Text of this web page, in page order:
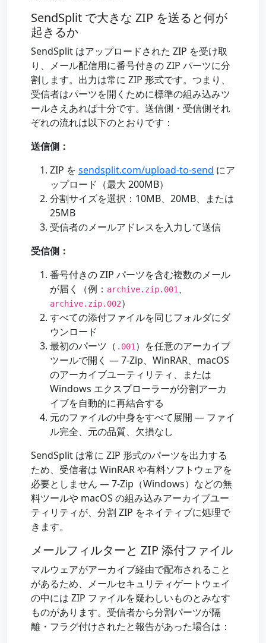
SendSplit で大きな ZIP を送ると何が
起きるか
SendSplit はアップロードされた ZIP を受け取
り、メール配信用に番号付きの ZIP パーツに分
割します。出力は常に ZIP 形式です。つまり、
受信者はパーツを開くために標準の組み込みツ
ールさえあれば十分です。送信側・受信側それ
ぞれの流れは以下のとおりです：
送信側：
ZIP を sendsplit.com/upload-to-send にア
ップロード（最大 200MB）
分割サイズを選択：10MB、20MB、または
25MB
受信者のメールアドレスを入力して送信
受信側：
番号付きの ZIP パーツを含む複数のメール
が届く（例： archive.zip.001 、
archive.zip.002）
すべての添付ファイルを同じフォルダにダ
ウンロード
最初のパーツ（ .001 ）を任意のアーカイブ
ツールで開く — 7-Zip、WinRAR、macOS
のアーカイブユーティリティ、または
Windows エクスプローラーが分割アーカ
イブを自動的に再結合する
元のファイルの中身をすべて展開 — ファイ
ル完全、元の品質、欠損なし
SendSplit は常に ZIP 形式のパーツを出力する
ため、受信者は WinRAR や有料ソフトウェアを
必要としません — 7-Zip（Windows）などの無
料ツールや macOS の組み込みアーカイブユー
ティリティが、分割 ZIP をネイティブに処理で
きます。
メールフィルターと ZIP 添付ファイル
マルウェアがアーカイブ経由で配布されること
があるため、メールセキュリティゲートウェイ
の中には ZIP ファイルを疑わしいものとみなす
ものがあります。受信者から分割パーツが隔
離・フラグ付けされたと報告があった場合は：